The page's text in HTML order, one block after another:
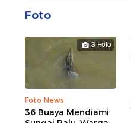
Foto
3 Foto
Foto News
36 Buaya Mendiami